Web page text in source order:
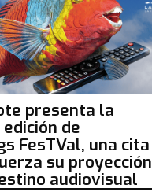
presenta la
de
FesTVal, una cita
su proyección
audiovisual